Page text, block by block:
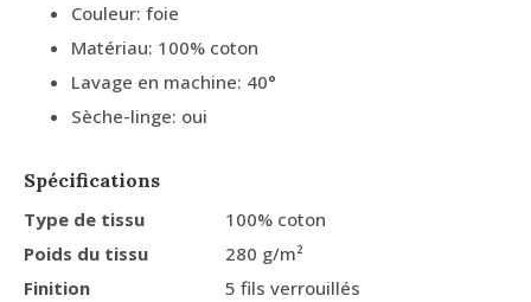
Couleur: foie
Matériau: 100% coton
Lavage en machine: 40°
Sèche-linge: oui
Spécifications
Type de tissu
100% coton
Poids du tissu
280 g/m²
Finition
5 fils verrouillés